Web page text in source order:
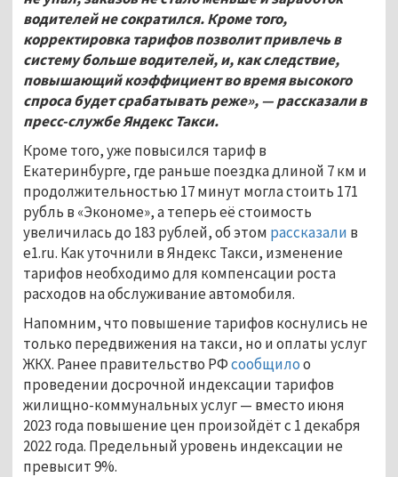
водителей не сократился. Кроме того,
корректировка тарифов позволит привлечь в
систему больше водителей, и, как следствие,
повышающий коэффициент во время высокого
спроса будет срабатывать реже», — рассказали в
пресс-службе Яндекс Такси.
Кроме того, уже повысился тариф в
Екатеринбурге, где раньше поездка длиной 7 км и
продолжительностью 17 минут могла стоить 171
рубль в «Экономе», а теперь её стоимость
увеличилась до 183 рублей, об этом рассказали в
e1.ru. Как уточнили в Яндекс Такси, изменение
тарифов необходимо для компенсации роста
расходов на обслуживание автомобиля.
Напомним, что повышение тарифов коснулись не
только передвижения на такси, но и оплаты услуг
ЖКХ. Ранее правительство РФсообщилоо
проведении досрочной индексации тарифов
жилищно-коммунальных услуг — вместо июня
2023 года повышение цен произойдёт с 1 декабря
2022 года. Предельный уровень индексации не
превысит 9%.